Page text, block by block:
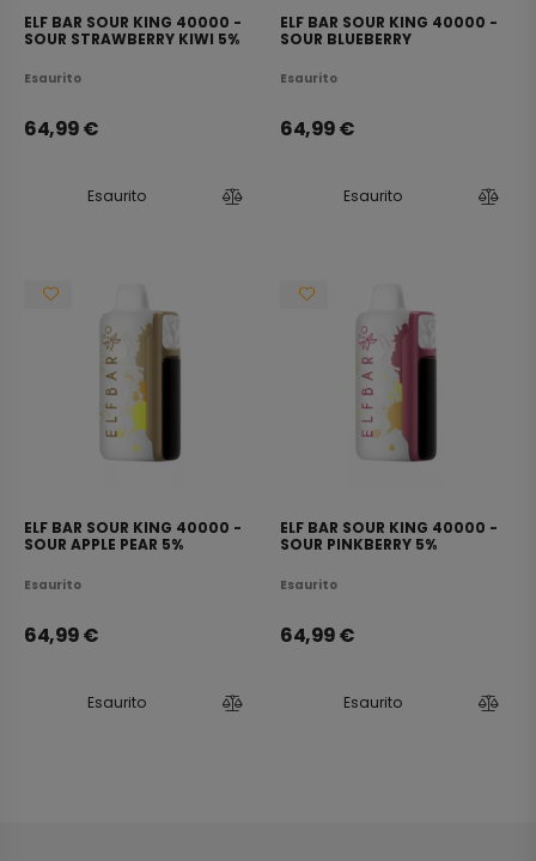
ELF BAR SOUR KING 40000 -
SOUR STRAWBERRY KIWI 5%
Esaurito
64,99€
Esaurito
ELF BAR SOUR KING 40000 -
SOUR BLUEBERRY
Esaurito
64,99€
Esaurito
ELF BAR SOUR KING 40000 -
SOUR APPLE PEAR 5%
Esaurito
64,99€
Esaurito
ELF BAR SOUR KING 40000 -
SOUR PINKBERRY 5%
Esaurito
64,99€
Esaurito